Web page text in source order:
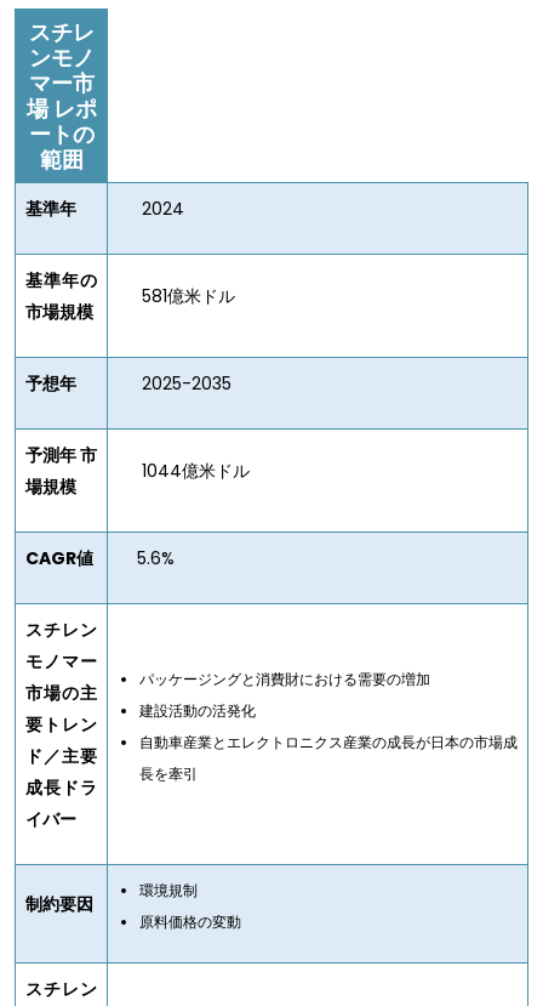
スチレ
ンモノ
マー市
場 レポ
ートの
範囲
基準年 2024
基準年の
市場規模
581億米ドル
予想年 2025-2035
予測年 市
場規模
1044億米ドル
CAGR値 5.6%
スチレン
モノマー
市場の主
要トレン
ド／主要
成長ドラ
イバー
パッケージングと消費財における需要の増加
建設活動の活発化
自動車産業とエレクトロニクス産業の成長が日本の市場成
長を牽引
制約要因
環境規制
原料価格の変動
スチレン